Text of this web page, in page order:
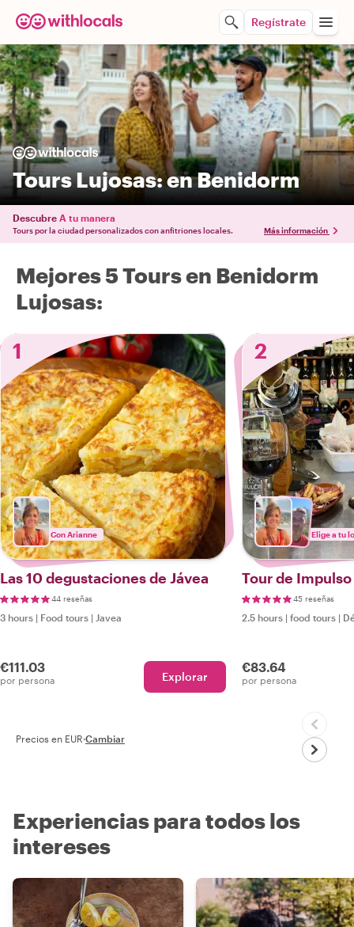
Regístrate
Tours Lujosas: en Benidorm
Descubre A tu manera
Tours por la ciudad personalizados con anfitriones locales. Más información
Mejores 5 Tours en Benidorm
Lujosas:
1
Con Arianne
Las 10 degustaciones de Jávea
44 reseñas
3 hours | Food tours | Javea
€111.03
por persona Explorar
2
Elige a tu
Tour de
45 reseñas
2.5 hours | food tours |
€83.64
por persona
Precios en EUR·Cambiar
Experiencias para todos los
intereses